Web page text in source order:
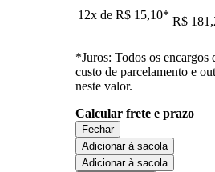
12x de R$ 15,10* R$
*Juros: Todos os encargos
custo de parcelamento e
neste valor.
Calcular frete e prazo
Fechar
Adicionar à sacola
Adicionar à sacola